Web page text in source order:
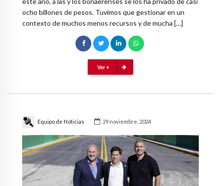
ocho billones de pesos. Tuvimos que gestionar en un
contexto de muchos menos recursos y de mucha […]
Ver +
Equipo de Noticias 29 noviembre, 2024